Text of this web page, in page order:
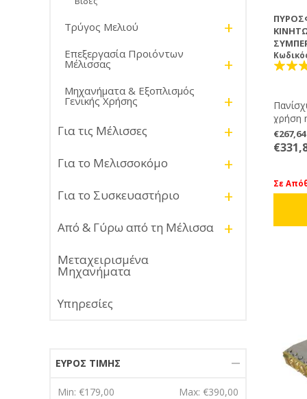
χρήση
την
στα ψηφία της.
συνδέοντάς
•
•
•
Σε
Τρύγος Μελιού +
Επεξεργασία Προιόντων
Μέλισσας +
Μηχανήματα & Εξοπλισμός
Γενικής Χρήσης +
Για τις Μέλισσες +
Για το Μελισσοκόμο +
Για το Συσκευαστήριο +
Από & Γύρω από τη Μέλισσα +
Μεταχειρισμένα
Μηχανήματα
Υπηρεσίες
ΕΎΡΟΣ ΤΙΜΉΣ
Min: €179,00 Max: €390,00